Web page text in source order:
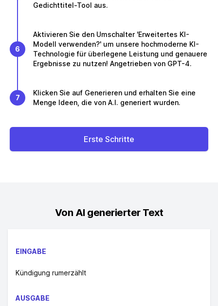
Gedichttitel-Tool aus.
6
Aktivieren Sie den Umschalter 'Erweitertes KI-
Modell verwenden?' um unsere hochmoderne KI-
Technologie für überlegene Leistung und genauere
Ergebnisse zu nutzen! Angetrieben von GPT-4.
7
Klicken Sie auf Generieren und erhalten Sie eine
Menge Ideen, die von A.I. generiert wurden.
Erste Schritte
Von AI generierter Text
EINGABE
Kündigung rumerzählt
AUSGABE